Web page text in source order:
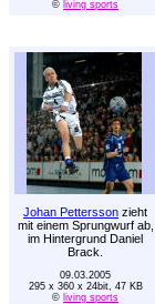
© living sports
Johan Pettersson zieht
mit einem Sprungwurf ab,
im Hintergrund Daniel
Brack.
09.03.2005
295 x 360 x 24bit, 47 KB
© living sports